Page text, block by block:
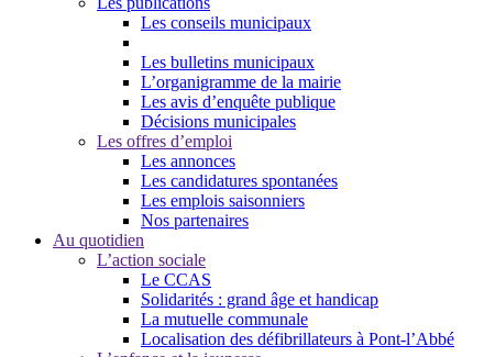
Les conseils municipaux
Les bulletins municipaux
L’organigramme de la mairie
Les avis d’enquête publique
Décisions municipales
Les offres d’emploi
Les annonces
Les candidatures spontanées
Les emplois saisonniers
Nos partenaires
Au quotidien
L’action sociale
Le CCAS
Solidarités : grand âge et handicap
La mutuelle communale
Localisation des défibrillateurs à Pont-l’Abbé